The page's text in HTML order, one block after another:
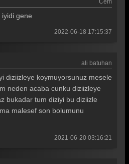
Cem
gene
2022-06-18 17:15:37
ali batuhan
diziizleye koymuyorsunuz mesele
neden acaba cunku diziizleye
bukadar tum diziyi bu diziizle
malesef son bolumunu
2021-06-20 03:16:21